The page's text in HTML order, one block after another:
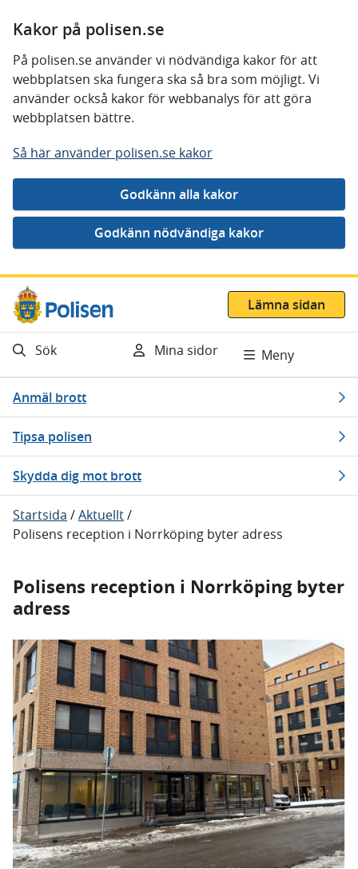
Kakor på polisen.se
På polisen.se använder vi nödvändiga kakor för att
webbplatsen ska fungera ska så bra som möjligt. Vi
använder också kakor för webbanalys för att göra
webbplatsen bättre.
Så här använder polisen.se kakor
Gå direkt till innehåll
Lämna sidan
Sök Mina sidor Meny
Anmäl brott
Tipsa polisen
Skydda dig mot brott
Startsida /Aktuellt/
Polisens reception i Norrköping byter adress
Polisens reception i Norrköping byter
adress